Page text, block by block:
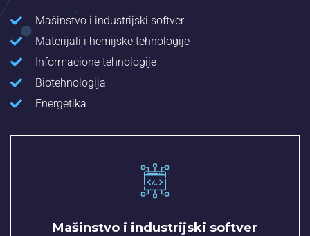
Mašinstvo i industrijski softver
Materijali i hemijske tehnologije
Informacione tehnologije
Biotehnologija
Energetika
Mašinstvo i industrijski softver